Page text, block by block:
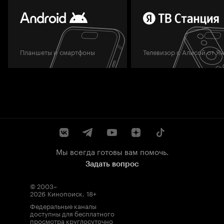
Планшеты и смартфоны Телевизор с Алисой от
Мы всегда готовы вам помочь.
Задать вопрос
© 2003–
2026 Кинопоиск. 18+
Федеральные каналы
доступны для бесплатного
просмотра круглосуточно